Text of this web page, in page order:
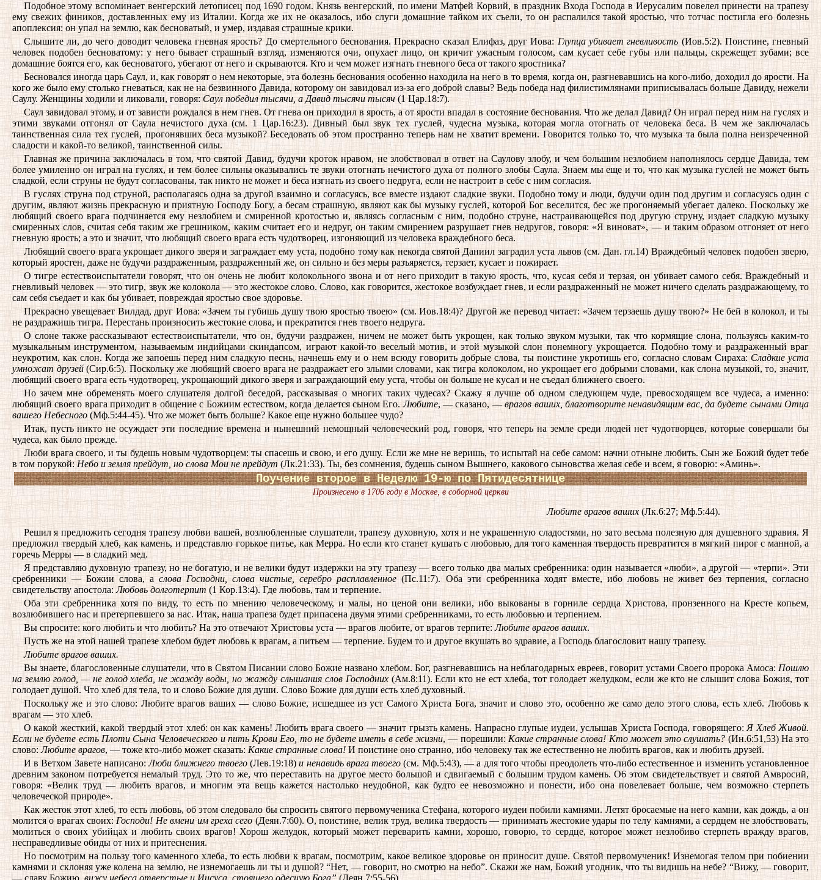
Подобное этому вспоминает венгерский летописец под 1690 годом. Князь венгерский, по имени Матфей Корвий, в праздник Входа Господа в Иерусалим повелел принести на трапезу
ему свежих фиников, доставленных ему из Италии. Когда же их не оказалось, ибо слуги домашние тайком их съели, то он распалился такой яростью, что тотчас постигла его болезнь
апоплексия: он упал на землю, как бесноватый, и умер, издавая страшные крики.
Слышите ли, до чего доводит человека гневная ярость? До смертельного беснования. Прекрасно сказал Елифаз, друг Иова: Глупца убивает гневливость (Иов.5:2). Поистине, гневный
человек подобен бесноватому: у него бывает страшный взгляд, изменяются очи, опухает лицо, он кричит ужасным голосом, сам кусает себе губы или пальцы, скрежещет зубами; все
домашние боятся его, как бесноватого, убегают от него и скрываются. Кто и чем может изгнать гневного беса от такого яростника?
Бесновался иногда царь Саул, и, как говорят о нем некоторые, эта болезнь беснования особенно находила на него в то время, когда он, разгневавшись на кого-либо, доходил до ярости. На
кого же было ему столько гневаться, как не на безвинного Давида, которому он завидовал из-за его доброй славы? Ведь победа над филистимлянами приписывалась больше Давиду, нежели
Саулу. Женщины ходили и ликовали, говоря: Саул победил тысячи, а Давид тысячи тысяч (1 Цар.18:7).
Саул завидовал этому, и от зависти рождался в нем гнев. От гнева он приходил в ярость, а от ярости впадал в состояние беснования. Что же делал Давид? Он играл перед ним на гуслях и
этими звуками отгонял от Саула нечистого духа (см. 1 Цар.16:23). Дивный был звук тех гуслей, чудесна музыка, которая могла отогнать от человека беса. В чем же заключалась
таинственная сила тех гуслей, прогонявших беса музыкой? Беседовать об этом пространно теперь нам не хватит времени. Говорится только то, что музыка та была полна неизреченной
сладости и какой-то великой, таинственной силы.
Главная же причина заключалась в том, что святой Давид, будучи кроток нравом, не злобствовал в ответ на Саулову злобу, и чем большим незлобием наполнялось сердце Давида, тем
более умиленно он играл на гуслях, и тем более сильны оказывались те звуки отогнать нечистого духа от полного злобы Саула. Знаем мы еще и то, что как музыка гуслей не может быть
сладкой, если струны не будут согласованы, так никто не может и беса изгнать из своего недруга, если не настроит в себе с ним согласия.
В гуслях струна под струной, располагаясь одна за другой взаимно и согласуясь, все вместе издают сладкие звуки. Подобно тому и люди, будучи один под другим и согласуясь один с
другим, являют жизнь прекрасную и приятную Господу Богу, а бесам страшную, являют как бы музыку гуслей, которой Бог веселится, бес же прогоняемый убегает далеко. Поскольку же
любящий своего врага подчиняется ему незлобием и смиренной кротостью и, являясь согласным с ним, подобно струне, настраивающейся под другую струну, издает сладкую музыку
смиренных слов, считая себя таким же грешником, каким считает его и недруг, он таким смирением разрушает гнев недругов, говоря: «Я виноват», — и таким образом отгоняет от него
гневную ярость; а это и значит, что любящий своего врага есть чудотворец, изгоняющий из человека враждебного беса.
Любящий своего врага укрощает дикого зверя и заграждает ему уста, подобно тому как некогда святой Даниил заградил уста львов (см. Дан. гл.14) Враждебный человек подобен зверю,
который яростен, даже не будучи раздраженным, раздраженный же, он сильно и без меры разъяряется, терзает, кусает и пожирает.
О тигре естествоиспытатели говорят, что он очень не любит колокольного звона и от него приходит в такую ярость, что, кусая себя и терзая, он убивает самого себя. Враждебный и
гневливый человек — это тигр, звук же колокола — это жестокое слово. Слово, как говорится, жестокое возбуждает гнев, и если раздраженный не может ничего сделать раздражающему, то
сам себя съедает и как бы убивает, повреждая яростью свое здоровье.
Прекрасно увещевает Вилдад, друг Иова: «Зачем ты губишь душу твою яростью твоею» (см. Иов.18:4)? Другой же перевод читает: «Зачем терзаешь душу твою?» Не бей в колокол, и ты
не раздражишь тигра. Перестань произносить жестокие слова, и прекратится гнев твоего недруга.
О слоне также рассказывают естествоиспытатели, что он, будучи раздражен, ничем не может быть укрощен, как только звуком музыки, так что кормящие слона, пользуясь каким-то
музыкальным инструментом, называемым индийцами скиндапсом, играют какой-то веселый мотив, и этой музыкой слон понемногу укрощается. Подобно тому и раздраженный враг
неукротим, как слон. Когда же запоешь перед ним сладкую песнь, начнешь ему и о нем всюду говорить добрые слова, ты поистине укротишь его, согласно словам Сираха: Сладкие уста
умножат друзей(Сир.6:5). Поскольку же любящий своего врага не раздражает его злыми словами, как тигра колоколом, но укрощает его добрыми словами, как слона музыкой, то, значит,
любящий своего врага есть чудотворец, укрощающий дикого зверя и заграждающий ему уста, чтобы он больше не кусал и не съедал ближнего своего.
Но зачем мне обременять моего слушателя долгой беседой, рассказывая о многих таких чудесах? Скажу я лучше об одном следующем чуде, превосходящем все чудеса, а именно:
любящий своего врага приходит в общение с Божиим естеством, когда делается сыном Его.Любите, — сказано, —врагов ваших, благотворите ненавидящим вас, да будете сынами Отца
вашего Небесного (Мф.5:44-45). Что же может быть больше? Какое еще нужно большее чудо?
Итак, пусть никто не осуждает эти последние времена и нынешний немощный человеческий род, говоря, что теперь на земле среди людей нет чудотворцев, которые совершали бы
чудеса, как было прежде.
Люби врага своего, и ты будешь новым чудотворцем: ты спасешь и свою, и его душу. Если же мне не веришь, то испытай на себе самом: начни отныне любить. Сын же Божий будет тебе
в том порукой:Небо и земля прейдут, но слова Мои не прейдут (Лк.21:33). Ты, без сомнения, будешь сыном Вышнего, какового сыновства желая себе и всем, я говорю: «Аминь».
Поучение второе в Неделю 19-ю по Пятидесятнице
Произнесено в 1706 году в Москве, в соборной церкви
Любите врагов ваших(Лк.6:27; Мф.5:44).
Решил я предложить сегодня трапезу любви вашей, возлюбленные слушатели, трапезу духовную, хотя и не украшенную сладостями, но зато весьма полезную для душевного здравия. Я
предложил твердый хлеб, как камень, и представлю горькое питье, как Мерра. Но если кто станет кушать с любовью, для того каменная твердость превратится в мягкий пирог с манной, а
горечь Мерры — в сладкий мед.
Я представляю духовную трапезу, но не богатую, и не велики будут издержки на эту трапезу — всего только два малых сребренника: один называется «люби», а другой — «терпи». Эти
сребренники — Божии слова, аслова Господни, слова чистые, серебро расплавленное(Пс.11:7). Оба эти сребренника ходят вместе, ибо любовь не живет без терпения, согласно
свидетельству апостола:Любовь долготерпит (1 Кор.13:4). Где любовь, там и терпение.
Оба эти сребренника хотя по виду, то есть по мнению человеческому, и малы, но ценой они велики, ибо выкованы в горниле сердца Христова, пронзенного на Кресте копьем,
возлюбившего нас и претерпевшего за нас. Итак, наша трапеза будет припасена двумя этими сребренниками, то есть любовью и терпением.
Вы спросите: кого любить и что любить? На это отвечают Христовы уста — врагов любите, от врагов терпите:Любите врагов ваших.
Пусть же на этой нашей трапезе хлебом будет любовь к врагам, а питьем — терпение. Будем то и другое вкушать во здравие, а Господь благословит нашу трапезу.
Любите врагов ваших.
Вы знаете, благословенные слушатели, что в Святом Писании слово Божие названо хлебом. Бог, разгневавшись на неблагодарных евреев, говорит устами Своего пророка Амоса:Пошлю
на землю голод, — не голод хлеба, не жажду воды, но жажду слышания слов Господних(Ам.8:11). Если кто не ест хлеба, тот голодает желудком, если же кто не слышит слова Божия, тот
голодает душой. Что хлеб для тела, то и слово Божие для души. Слово Божие для души есть хлеб духовный.
Поскольку же и это слово: Любите врагов ваших — слово Божие, исшедшее из уст Самого Христа Бога, значит и слово это, особенно же само дело этого слова, есть хлеб. Любовь к
врагам — это хлеб.
О какой жесткий, какой твердый этот хлеб: он как камень! Любить врага своего — значит грызть камень. Напрасно глупые иудеи, услышав Христа Господа, говорящего: Я Хлеб Живой.
Если не будете есть Плоти Сына Человеческого и пить Крови Его, то не будете иметь в себе жизни, — порешили: Какие странные слова! Кто может это слушать?(Ин.6:51,53) На это
слово:Любите врагов, — тоже кто-либо может сказать:Какие странные слова! И поистине оно странно, ибо человеку так же естественно не любить врагов, как и любить друзей.
И в Ветхом Завете написано:Люби ближнего твоего(Лев.19:18)и ненавидь врага твоего (см. Мф.5:43), — а для того чтобы преодолеть что-либо естественное и изменить установленное
древним законом потребуется немалый труд. Это то же, что переставить на другое место большой и сдвигаемый с большим трудом камень. О6 этом свидетельствует и святой Амвросий,
говоря: «Велик труд — любить врагов, и многим эта вещь кажется настолько неудобной, как будто ее невозможно и понести, ибо она повелевает больше, чем возможно стерпеть
человеческой природе».
Как жесток этот хлеб, то есть любовь, об этом следовало бы спросить святого первомученика Стефана, которого иудеи побили камнями. Летят бросаемые на него камни, как дождь, а он
молится о врагах своих:Господи! Не вмени им греха сего(Деян.7:60). О, поистине, велик труд, велика твердость — принимать жестокие удары по телу камнями, а сердцем не злобствовать,
молиться о своих убийцах и любить своих врагов! Хорош желудок, который может переварить камни, хорошо, говорю, то сердце, которое может незлобиво стерпеть вражду врагов,
несправедливые обиды от них и притеснения.
Но посмотрим на пользу того каменного хлеба, то есть любви к врагам, посмотрим, какое великое здоровье он приносит душе. Святой первомученик! Изнемогая телом при побиении
камнями и склоняя уже колена на землю, не изнемогаешь ли ты и душой? “Нет, — говорит, но смотрю на небо”. Скажи же нам, Божий угодник, что ты видишь на небе? “Вижу, — говорит,
— славу Божию,вижу небеса отверстые и Иисуса, стоящего одесную Бога” (Деян.7:55-56).